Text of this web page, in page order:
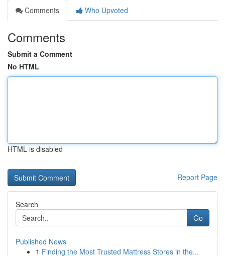
Comments
Who Upvoted
Comments
Submit a Comment
No HTML
HTML is disabled
Report Page
Search
Go
Published News
1 Finding the Most Trusted Mattress Stores in the...